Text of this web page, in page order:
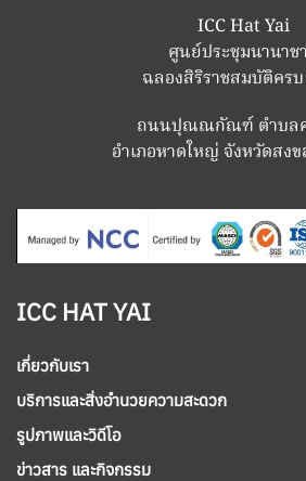
ICC Hat Yai
ศูนย์ประชุมนานาช
ฉลองสิริราชสมบัติคร
ถนนปุณณกัณฑ์ ตำบล
อำเภอหาดใหญ่ จังหวัดสง
ICC HAT YAI
เกี่ยวกับเรา
บริการและสิ่งอำนวยความสะดวก
รูปภาพและวิดีโอ
ข่าวสาร และกิจกรรม